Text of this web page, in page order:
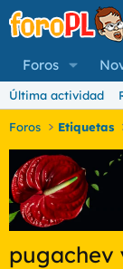
Foros
Última actividad
Foros Etiquetas